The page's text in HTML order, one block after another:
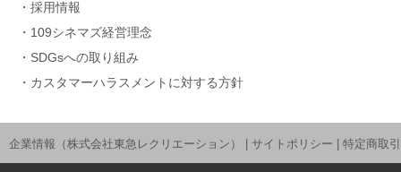
採用情報
109シネマズ経営理念
SDGsへの取り組み
カスタマーハラスメントに対する方針
企業情報（株式会社東急レクリエーション） サイトポリシー 特定商取